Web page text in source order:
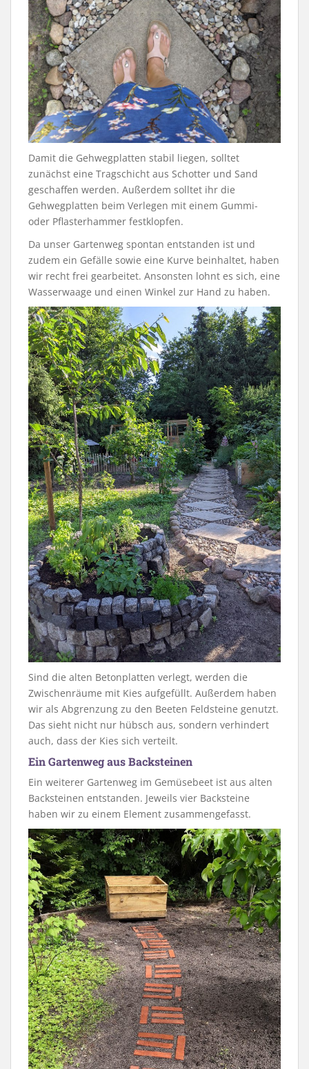
Damit die Gehwegplatten stabil liegen, solltet
zunächst eine Tragschicht aus Schotter und Sand
geschaffen werden. Außerdem solltet ihr die
Gehwegplatten beim Verlegen mit einem Gummi-
oder Pflasterhammer festklopfen.
Da unser Gartenweg spontan entstanden ist und
zudem ein Gefälle sowie eine Kurve beinhaltet, haben
wir recht frei gearbeitet. Ansonsten lohnt es sich, eine
Wasserwaage und einen Winkel zur Hand zu haben.
Sind die alten Betonplatten verlegt, werden die
Zwischenräume mit Kies aufgefüllt. Außerdem haben
wir als Abgrenzung zu den Beeten Feldsteine genutzt.
Das sieht nicht nur hübsch aus, sondern verhindert
auch, dass der Kies sich verteilt.
Ein Gartenweg aus Backsteinen
Ein weiterer Gartenweg im Gemüsebeet ist aus alten
Backsteinen entstanden. Jeweils vier Backsteine
haben wir zu einem Element zusammengefasst.